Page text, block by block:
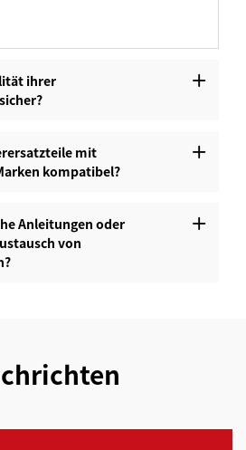
ihrer
mit
kompatibel?‌
Anleitungen oder
von